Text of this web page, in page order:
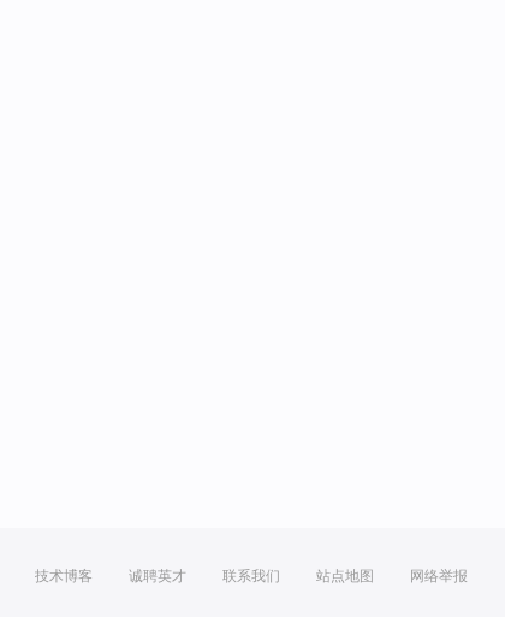
技术博客 诚聘英才 联系我们 站点地图 网络举报